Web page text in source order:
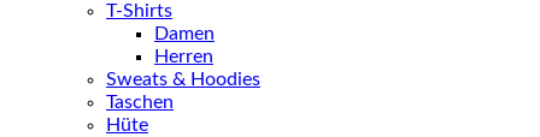
T-Shirts
Damen
Herren
Sweats & Hoodies
Taschen
Hüte